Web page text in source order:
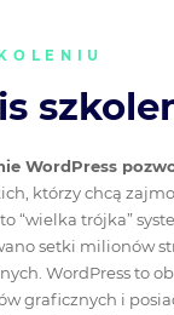
WordPress
którzy chcą
“wielka trójka”
setki milionów
WordPress to
graficznych i